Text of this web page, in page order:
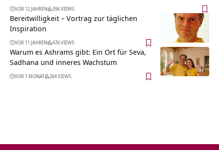
VOR 12 JAHREN 396 VIEWS
Bereitwilligkeit – Vortrag zur täglichen
Inspiration
VOR 11 JAHREN 476 VIEWS
Warum es Ashrams gibt: Ein Ort für Seva,
Sadhana und inneres Wachstum
VOR 1 MONAT 264 VIEWS